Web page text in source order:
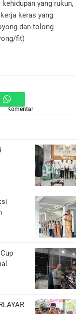
yang rukun,
keras yang
dan tolong
fit)
Komentar